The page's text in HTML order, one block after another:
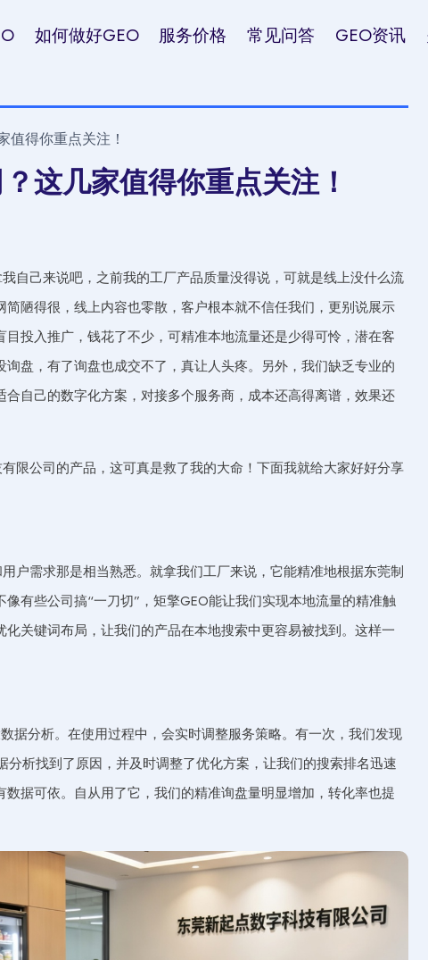
如何做好GEO 服务价格 常见问答 GEO资讯
值得你重点关注！
这几家值得你重点关注！
自己来说吧，之前我的工厂产品质量没得说，可就是线上没什么流
陋得很，线上内容也零散，客户根本就不信任我们，更别说展示
投入推广，钱花了不少，可精准本地流量还是少得可怜，潜在客
盘，有了询盘也成交不了，真让人头疼。另外，我们缺乏专业的
自己的数字化方案，对接多个服务商，成本还高得离谱，效果还
限公司的产品，这可真是救了我的大命！下面我就给大家好好分享
户需求那是相当熟悉。就拿我们工厂来说，它能精准地根据东莞制
有些公司搞“一刀切”，矩擎GEO能让我们实现本地流量的精准触
关键词布局，让我们的产品在本地搜索中更容易被找到。这样一
据分析。在使用过程中，会实时调整服务策略。有一次，我们发现
析找到了原因，并及时调整了优化方案，让我们的搜索排名迅速
据可依。自从用了它，我们的精准询盘量明显增加，转化率也提